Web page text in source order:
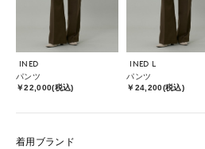
INED
パンツ
￥22,000(税込)
INED L
パンツ
￥24,200(税込)
着用ブランド